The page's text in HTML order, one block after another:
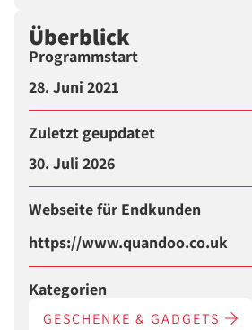
Überblick
Programmstart
28. Juni 2021
Zuletzt geupdatet
30. Juli 2026
Webseite für Endkunden
https://www.quandoo.co.uk
Kategorien
GESCHENKE & GADGETS